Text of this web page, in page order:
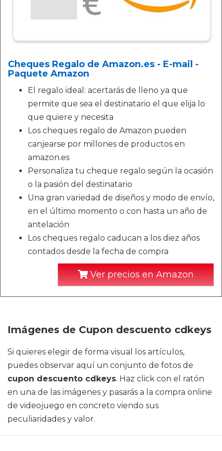
Cheques Regalo de Amazon.es - E-mail -
Paquete Amazon
El regalo ideal: acertarás de lleno ya que
permite que sea el destinatario el que elija lo
que quiere y necesita
Los cheques regalo de Amazon pueden
canjearse por millones de productos en
amazon.es
Personaliza tu cheque regalo según la ocasión
o la pasión del destinatario
Una gran variedad de diseños y modo de envío,
en el último momento o con hasta un año de
antelación
Los cheques regalo caducan a los diez años
contados desde la fecha de compra
Ver precios en Amazon
Imágenes de Cupon descuento cdkeys
Si quieres elegir de forma visual los artículos,
puedes observar aquí un conjunto de fotos de
cupon descuento cdkeys. Haz click con el ratón
en una de las imágenes y pasarás a la compra online
de videojuego en concreto viendo sus
peculiaridades y valor.